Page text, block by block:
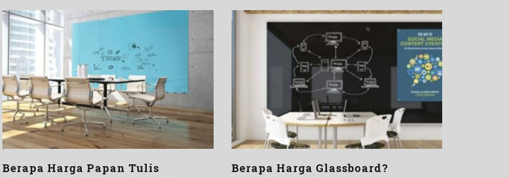
Berapa Harga Papan Tulis
Berapa Harga Glassboard?